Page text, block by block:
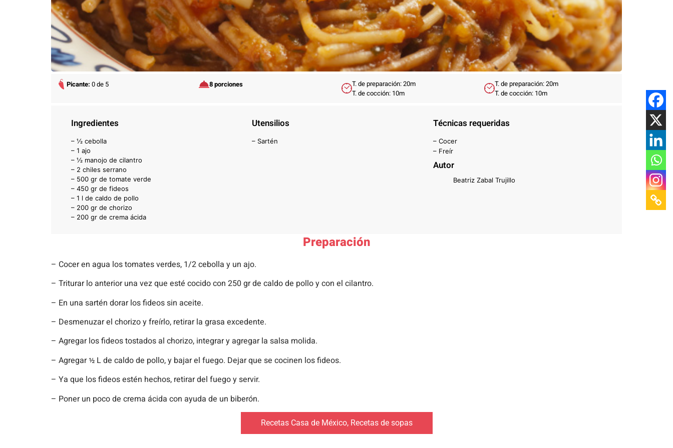
Picante: 0 de 5 8 porciones
T. de preparación: 20m
T. de cocción: 10m
T. de preparación: 20m
T. de cocción: 10m
Ingredientes
– ½ cebolla
– 1 ajo
– ½ manojo de cilantro
– 2 chiles serrano
– 500 gr de tomate verde
– 450 gr de fideos
– 1 l de caldo de pollo
– 200 gr de chorizo
– 200 gr de crema ácida
Utensilios
– Sartén
Técnicas requeridas
– Cocer
– Freír
Autor
Beatriz Zabal Trujillo
Preparación
– Cocer en agua los tomates verdes, 1/2 cebolla y un ajo.
– Triturar lo anterior una vez que esté cocido con 250 gr de caldo de pollo y con el cilantro.
– En una sartén dorar los fideos sin aceite.
– Desmenuzar el chorizo y freírlo, retirar la grasa excedente.
– Agregar los fideos tostados al chorizo, integrar y agregar la salsa molida.
– Agregar½ L de caldo de pollo, y bajar el fuego. Dejar que se cocinen los fideos.
– Ya que los fideos estén hechos, retirar del fuego y servir.
– Poner un poco de crema ácida con ayuda de un biberón.
Recetas Casa de México, Recetas de sopas